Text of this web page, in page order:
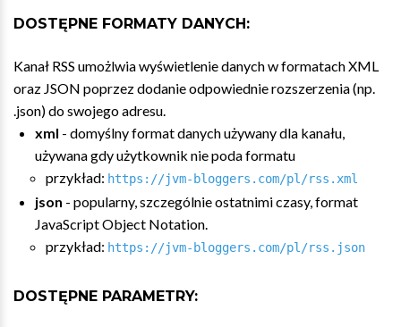
DOSTĘPNE FORMATY DANYCH:
Kanał RSS umożlwia wyświetlenie danych w formatach XML
oraz JSON poprzez dodanie odpowiednie rozszerzenia (np.
.json) do swojego adresu.
xml - domyślny format danych używany dla kanału,
używana gdy użytkownik nie poda formatu
przykład: https://jvm-bloggers.com/pl/rss.xml
json - popularny, szczególnie ostatnimi czasy, format
JavaScript Object Notation.
przykład: https://jvm-bloggers.com/pl/rss.json
DOSTĘPNE PARAMETRY: